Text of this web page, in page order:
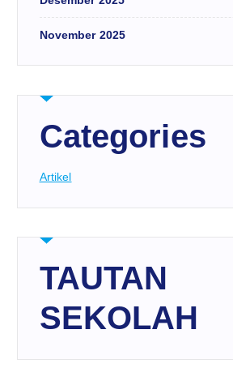
November 2025
Categories
Artikel
TAUTAN
SEKOLAH